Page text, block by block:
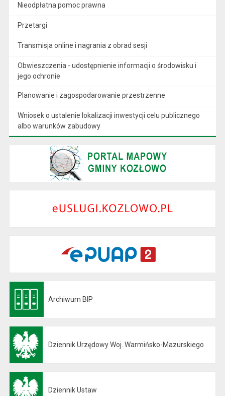
Nieodpłatna pomoc prawna
Przetargi
Transmisja online i nagrania z obrad sesji
Obwieszczenia - udostępnienie informacji o środowisku i
jego ochronie
Planowanie i zagospodarowanie przestrzenne
Wniosek o ustalenie lokalizacji inwestycji celu publicznego
albo warunków zabudowy
Archiwum BIP
Dziennik Urzędowy Woj. Warmińsko-Mazurskiego
Dziennik Ustaw